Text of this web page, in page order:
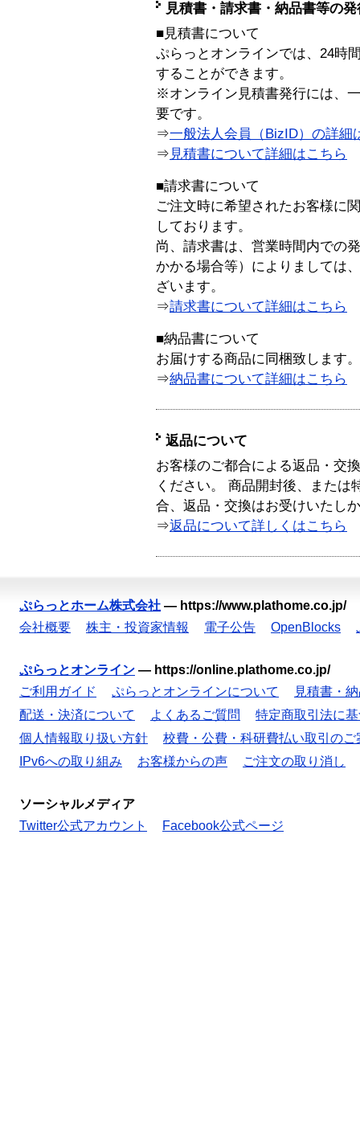
見積書・請求書・納品書等の
■見積書について
ぷらっとオンラインでは、24時
することができます。
※オンライン見積書発行には、
要です。
⇒一般法人会員（BizID）の詳細
⇒ 見積書について詳細はこちら
■請求書について
ご注文時に希望されたお客様に
しております。
尚、請求書は、営業時間内での
かかる場合等）によりましては
ざいます。
⇒請求書について詳細はこちら
■納品書について
お届けする商品に同梱致します。
⇒納品書について詳細はこちら
返品について
お客様のご都合による返品・交
ください。 商品開封後、または
合、返品・交換はお受けいたし
⇒返品について詳しくはこちら
ぷらっとホーム株式会社 — https://www.plathome.co.jp/
会社概要
株主・投資家情報 電子公告 OpenBlocks
ぷらっとオンライン — https://online.plathome.co.jp/
ご利用ガイド
ぷらっとオンラインについて
見積書・
配送・決済について
よくあるご質問
特定商取引法に
個人情報取り扱い方針
校費・公費・科研費払い取引のご
IPv6への取り組み
お客様からの声 ご注文の取り消し
ソーシャルメディア
Twitter公式アカウント
Facebook公式ページ